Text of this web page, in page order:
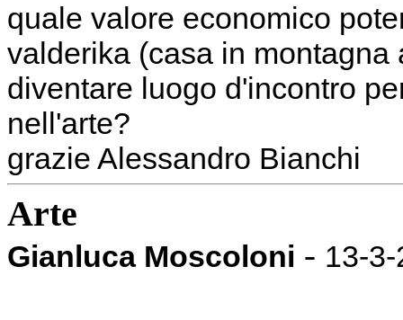
quale valore economico
valderika (casa in
diventare luogo d'incontro
nell'arte?
grazie Alessandro Bianchi
Arte
Gianluca Moscoloni - 13-